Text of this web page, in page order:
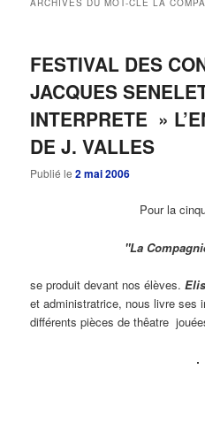
ARCHIVES DU MOT-CLÉLA
FESTIVAL DES
JACQUES
INTERPRETE »
DE J. VALLES
Publié le2 mai 2006
Pour la
"La
se produit devant nos élèves.
et administratrice, nous livre ses
différents pièces de thêatre